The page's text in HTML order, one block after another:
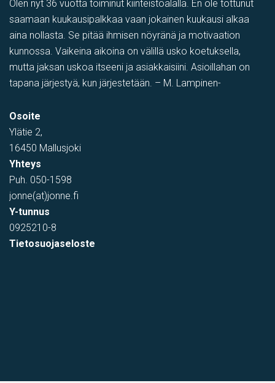
Olen nyt 36 vuotta toiminut kiinteistöalalla. En ole tottunut
saamaan kuukausipalkkaa vaan jokainen kuukausi alkaa
aina nollasta. Se pitää ihmisen nöyränä ja motivaation
kunnossa. Vaikeina aikoina on välillä usko koetuksella,
mutta jaksan uskoa itseeni ja asiakkaisiini. Asioillahan on
tapana järjestyä, kun järjestetään. – M. Lampinen-
Osoite
Ylätie 2,
16450 Mallusjoki
Yhteys
Puh. 050-1598
jonne(at)jonne.fi
Y-tunnus
0925210-8
Tietosuojaseloste